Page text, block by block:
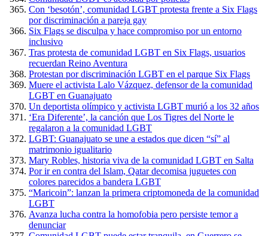
Con ‘besotón’, comunidad LGBT protesta frente a Six Flags
por discriminación a pareja gay
Six Flags se disculpa y hace compromiso por un entorno
inclusivo
Tras protesta de comunidad LGBT en Six Flags, usuarios
recuerdan Reino Aventura
Protestan por discriminación LGBT en el parque Six Flags
Muere el activista Lalo Vázquez, defensor de la comunidad
LGBT en Guanajuato
Un deportista olímpico y activista LGBT murió a los 32 años
‘Era Diferente’, la canción que Los Tigres del Norte le
regalaron a la comunidad LGBT
LGBT: Guanajuato se une a estados que dicen “sí” al
matrimonio igualitario
Mary Robles, historia viva de la comunidad LGBT en Salta
Por ir en contra del Islam, Qatar decomisa juguetes con
colores parecidos a bandera LGBT
“Maricoin”: lanzan la primera criptomoneda de la comunidad
LGBT
Avanza lucha contra la homofobia pero persiste temor a
denunciar